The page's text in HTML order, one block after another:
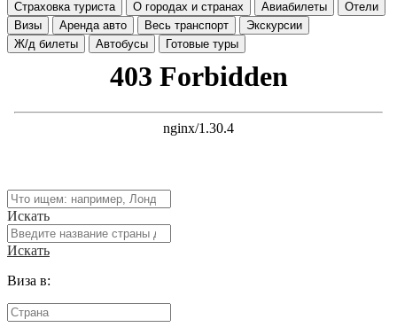
Страховка туриста О городах и странах Авиабилеты
Отели
Визы
Аренда авто Весь транспорт
Экскурсии
Ж/д билеты
Автобусы Готовые туры
Искать
Искать
Виза в: